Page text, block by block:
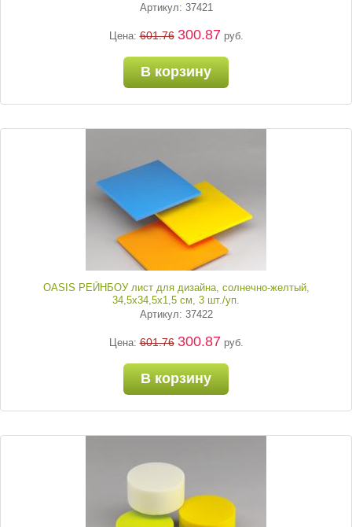
Артикул: 37421
Цена:601.76 300.87 руб.
В корзину
OASIS РЕЙНБОУ лист для дизайна, солнечно-желтый,
34,5х34,5х1,5 см, 3 шт./уп.
Артикул: 37422
Цена:601.76 300.87 руб.
В корзину